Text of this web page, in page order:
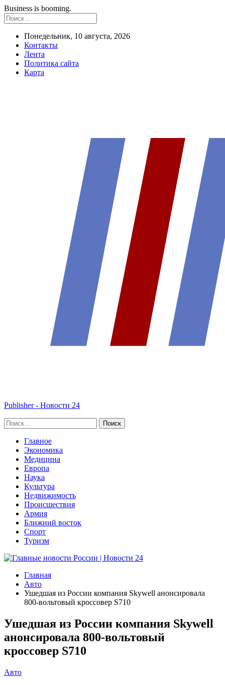
Business is booming.
Понедельник, 10 августа, 2026
Контакты
Лента
Политика сайта
Карта
Publisher - Новости 24
Главное
Экономика
Медицина
Европа
Наука
Культура
Недвижимость
Происшествия
Армия
Ближний восток
Спорт
Туризм
Главная
Авто
Ушедшая из России компания Skywell анонсировала
800-вольтовый кроссовер S710
Ушедшая из России компания Skywell
анонсировала 800-вольтовый
кроссовер S710
Авто